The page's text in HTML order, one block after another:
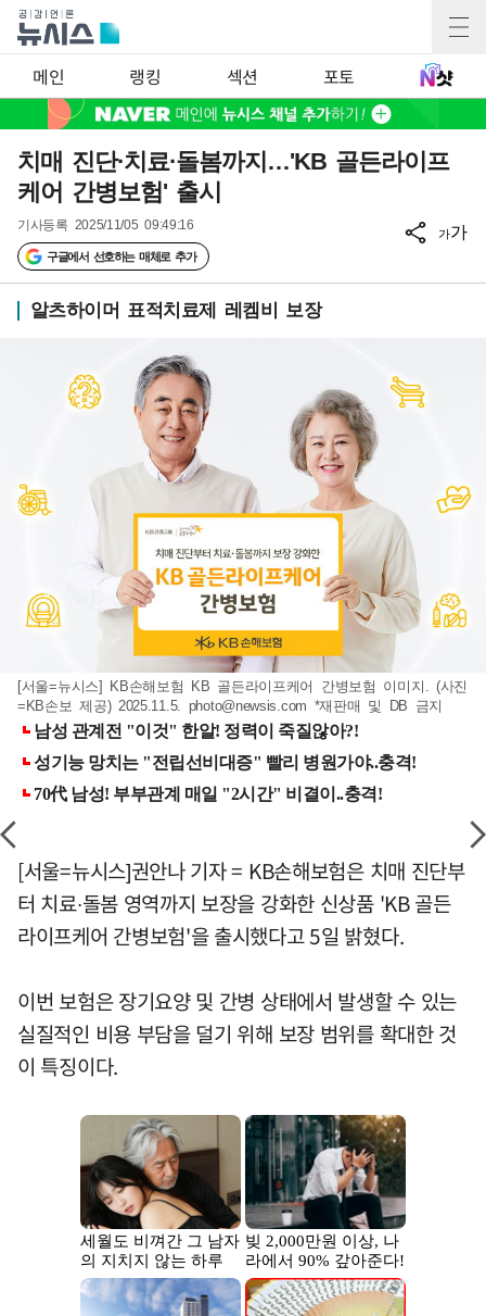
메인 랭킹 섹션 포토
치매 진단·치료·돌봄까지…'KB 골든라이프
케어 간병보험' 출시
기사등록 2025/11/05 09:49:16
구글에서 선호하는 매체로 추가
가가
알츠하이머 표적치료제 레켐비 보장
[서울=뉴시스] KB손해보험 KB 골든라이프케어 간병보험 이미지. (사진
=KB손보 제공) 2025.11.5. photo@newsis.com *재판매 및 DB 금지
[서울=뉴시스]권안나 기자 = KB손해보험은 치매 진단부
터 치료∙돌봄 영역까지 보장을 강화한 신상품 'KB 골든
라이프케어 간병보험'을 출시했다고 5일 밝혔다.
이번 보험은 장기요양 및 간병 상태에서 발생할 수 있는
실질적인 비용 부담을 덜기 위해 보장 범위를 확대한 것
이 특징이다.